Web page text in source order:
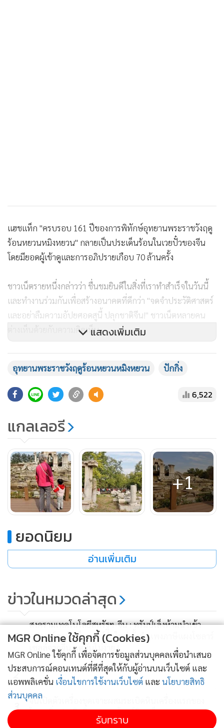
แฮชแท็ก "ครบรอบ 161 ปีของการพิทักษ์อุทยานพระราชวังฤดู
ร้อนหยวนหมิงหยวน" กลายเป็นประเด็นร้อนในเวยปั๋วของจีน
โดยมียอดผู้เข้าดูและการอภิปรายเกือบ 70 ล้านครั้ง
ชาวเน็ตรายหนึ่งกล่าวว่า ชื่นชมยินดีในสิ่งที่เราทำสำเร็จในวันนี้
และทำงานร่วมกันเพื่อสร้างอนาคตที่ดีกว่า "จดจำประวัติศาสตร์
และอย่าลืมความอัปยศอดสูนี้ ปลุกชาติจีน!" ชาวเน็ตหลายคน
ต่างเห็นด้วยกับความคิดเห็น
ก่อนหน้านี้ เมื่อวันที่ 13 พฤศจิกายน 2019 หัวม้าทองสัมฤทธิ์ที่
หายไปนานได้ถูกส่งกลับประเทศจีน หลังจากมหาเศรษฐีในมาเก๊า
และนักสะสม สแตนลีย์ โฮ นำส่งมอบให้สำนักงานมรดก
วัฒนธรรมแห่งชาติจีน (NCHA) หัวม้าเป็นเพียงวัตถุล้ำค่าจากจีน
จากหยวนหมิงหยวนที่ถูกปล้นขโมยโดยผู้รุกรานจากตะวันตก
นอกจากนี้ยังมีการถกเถียงกันในหมู่นักวิชาการและสังคมชาวจีน
เป็นเวลาหลายปีว่า ควรฟื้นฟูอุทยานพระราชวังฤดูร้อนหยวนห
มิงหยวน ให้กลับมางดงามดังเดิมหรือไม่ต้องเปลี่ยนแปลงใน
สภาพหายนะในปัจจุบัน
ในเดือนพฤศจิกายนปีที่แล้ว สำนักบริหารมรดกวัฒนธรรมแห่ง
ชาติกล่าวว่า จะไม่สร้างพระราชวังขึ้นใหม่ โดยยืนกรานว่าซาก
ปรักหักพังดังกล่าวเป็นพยานถึงประวัติศาสตร์ของจีน ที่ครั้งหนึ่ง
กลบลืมความอัปยศที่ชาติถูกกระทำ
ตามข้อมูลประวัติศาสตร์ เมื่อวันที่ 18 ตุลาคม 1860 ลอร์ดเอลกิน
ข้าหลวงใหญ่อังกฤษประจำประเทศจีน ได้สั่งกองกำลังพันธมิตร
แองโกล-ฝรั่งเศส ให้ทำลายพระราชวังฤดูร้อนเก่า กองกำลังพันธ
มิตรแองโกล-ฝรั่งเศส ใช้ 3,500 นายในการจุดไฟเผาทั้งบริเวณ
และไฟขนาดใหญ่กินเวลาสามวัน ขันทีและสาวใช้ในวังอีก 300
คนที่ซ่อนตัวจากผู้บุกรุกในห้องต่าง ๆ เสียชีวิตในกองเพลิง มี
อาคารเพียง 13 หลังเท่านั้นที่รอดไฟไหม้ ส่วนใหญ่อยู่ในพื้นที่
ห่างไกลหรือริมทะเลสาบ
แสดงเพิ่มเติม
อุทยานพระราชวังฤดูร้อนหยวนหมิงหยวน ปักกิ่ง
6,522
แกลเลอรี
+1
ยอดนิยม
อ่านเพิ่มเติม
ข่าวในหมวดล่าสุด
1
สงครามเทคโนโลยีสหรัฐฯ-จีน : ทรัมป์เล็งห้ามนำเข้า
อุปกรณ์ดาต้าเซ็นเตอร์รุ่นใหม่ ตั้งกำแพงภาษีแผงโซลาร์
เซลล์จากจีน แต่มันไม่ง่าย !
2
3
จีนเปิดตัวเครื่องขุดเจาะผสมระเบิดหินเครื่องแรกของ
โลก เพิ่มประสิทธิภาพขุดอุโมงค์หินแข็ง 30%
MGR Online ใช้คุกกี้ (Cookies)
MGR Online ใช้คุกกี้ เพื่อจัดการข้อมูลส่วนบุคคลเพื่อนำเสนอ
ประสบการณ์คอนเทนต์ที่ดีที่สุดให้กับผู้อ่านบนเว็บไซต์ และ
แอพพลิเคชั่น เงื่อนไขการใช้งานเว็บไซต์ และ นโยบายสิทธิ
ส่วนบุคคล
รับทราบ